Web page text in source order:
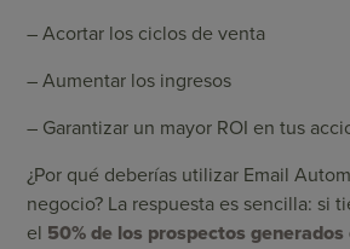
– Acortar los ciclos de venta
– Aumentar los ingresos
– Garantizar un mayor ROI en tus
¿Por qué deberías utilizar Email
negocio? La respuesta es sencilla: si
el 50% de los prospectos